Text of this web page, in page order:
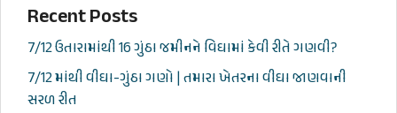
Recent Posts
7/12 ઉતારામાંથી 16 ગુંઠા જમીનને વિઘામાં કેવી રીતે ગણવી?
7/12 માંથી વીઘા-ગુંઠા ગણો | તમારા ખેતરના વીઘા જાણવાની
સરળ રીત